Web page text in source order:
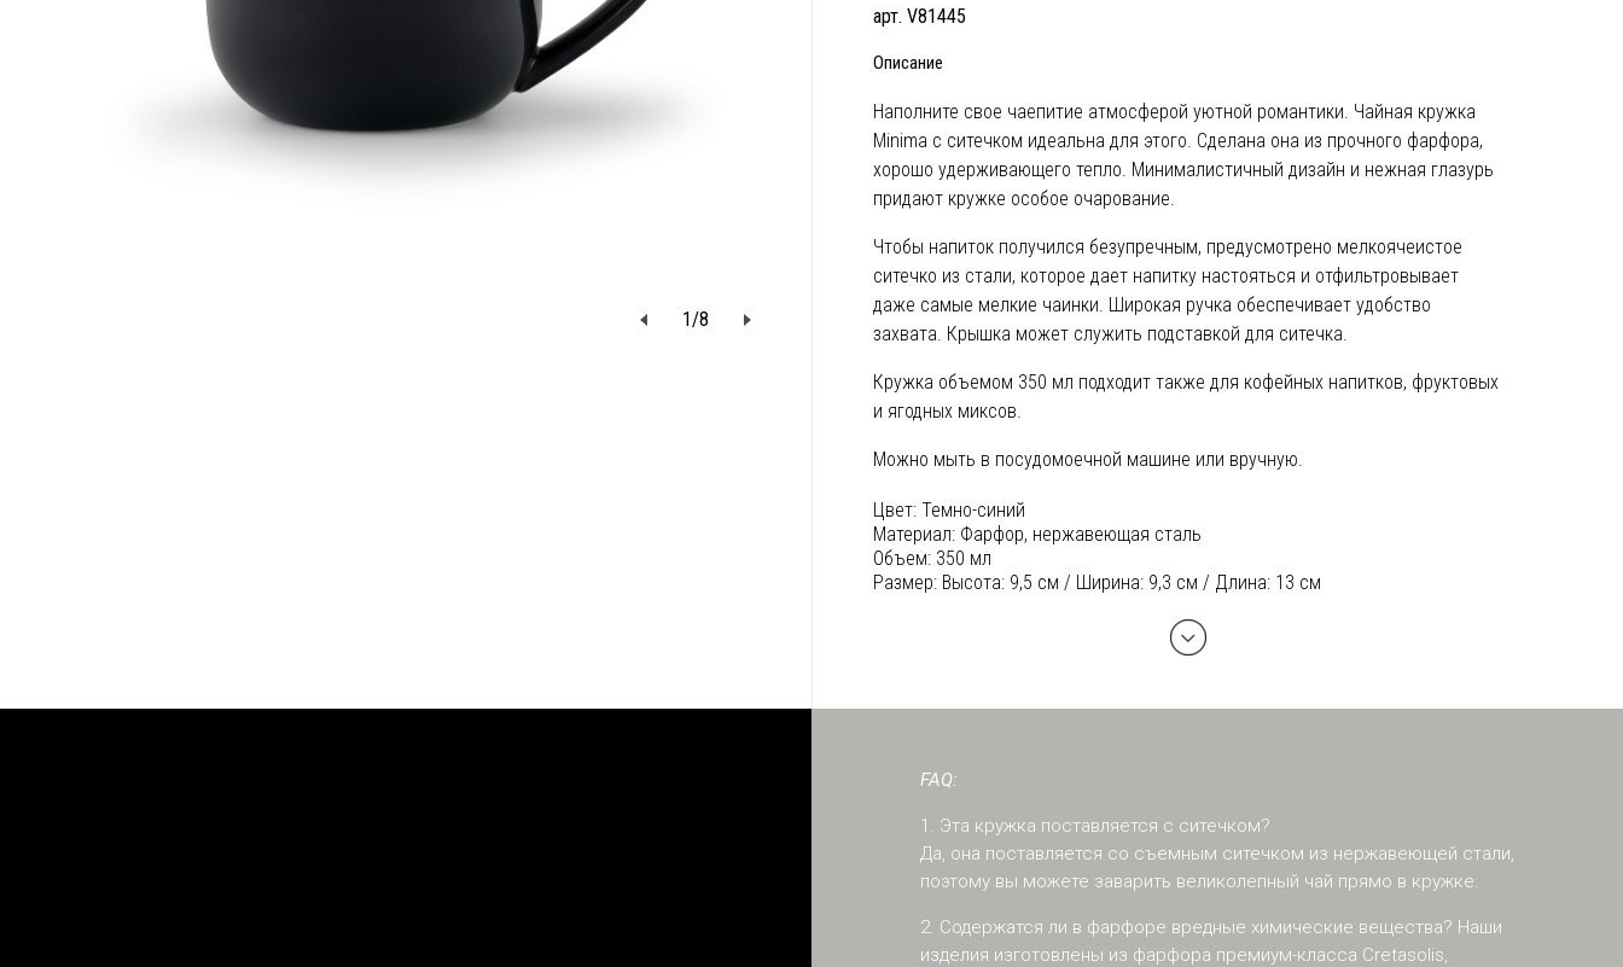
1/8
арт. V81445
Описание
Наполните свое чаепитие атмосферой уютной романтики. Чайная кружка
Minima с ситечком идеальна для этого. Сделана она из прочного фарфора,
хорошо удерживающего тепло. Минималистичный дизайн и нежная глазурь
придают кружке особое очарование.
Чтобы напиток получился безупречным, предусмотрено мелкоячеистое
ситечко из стали, которое дает напитку настояться и отфильтровывает
даже самые мелкие чаинки. Широкая ручка обеспечивает удобство
захвата. Крышка может служить подставкой для ситечка.
Кружка объемом 350 мл подходит также для кофейных напитков, фруктовых
и ягодных миксов.
Можно мыть в посудомоечной машине или вручную.
Цвет: Темно-синий
Материал: Фарфор, нержавеющая сталь
Объем: 350 мл
Размер: Высота: 9,5 см / Ширина: 9,3 см / Длина: 13 см
FAQ:
1. Эта кружка поставляется с ситечком?
Да, она поставляется со съемным ситечком из нержавеющей стали,
поэтому вы можете заварить великолепный чай прямо в кружке.
2. Содержатся ли в фарфоре вредные химические вещества? Наши
изделия изготовлены из фарфора премиум-класса Cretasolis,